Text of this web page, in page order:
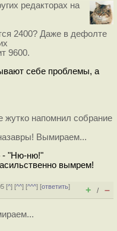
редакторах на
2400? Даже в дефолте
9600.
себе проблемы, а
жутко напомнил собрание
Вымираем...
- "Ню-ню!"
вымрем!
[^] [^^] [^^^] [ответить]
+ / –